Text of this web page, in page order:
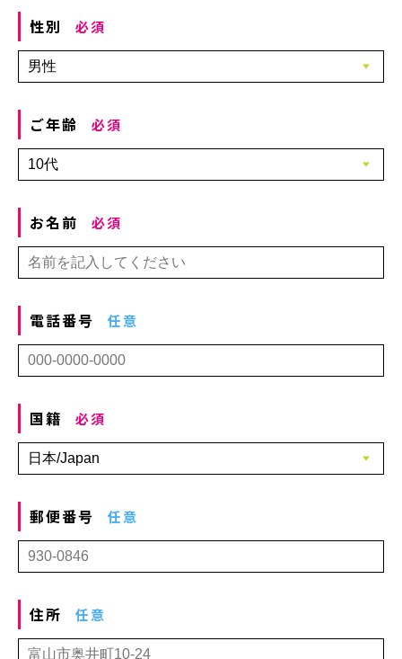
性別 必須
ご年齢 必須
お名前 必須
電話番号 任意
国籍 必須
郵便番号 任意
住所 任意